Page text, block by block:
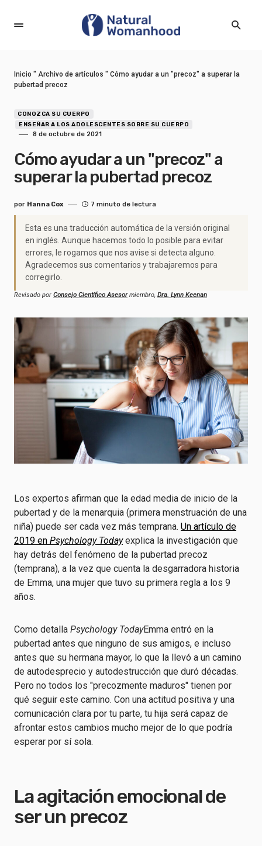
Inicio " Archivo de artículos " Cómo ayudar a un "precoz" a superar la
pubertad precoz
CONOZCA SU CUERPO
ENSEÑAR A LOS ADOLESCENTES SOBRE SU CUERPO
8 de octubre de 2021
Cómo ayudar a un "precoz" a
superar la pubertad precoz
por Hanna Cox 7 minuto de lectura
Esta es una traducción automática de la versión original
en inglés. Aunque hacemos todo lo posible para evitar
errores, le rogamos que nos avise si detecta alguno.
Agradecemos sus comentarios y trabajaremos para
corregirlo.
Revisado por Consejo Científico Asesormiembro, Dra. Lynn Keenan
Los expertos afirman que la edad media de inicio de la
pubertad y de la menarquia (primera menstruación de una
niña) puede ser cada vez más temprana. Un artículo de
2019 en Psychology Todayexplica la investigación que
hay detrás del fenómeno de la pubertad precoz
(temprana), a la vez que cuenta la desgarradora historia
de Emma, una mujer que tuvo su primera regla a los 9
años.
Como detalla Psychology TodayEmma entró en la
pubertad antes que ninguno de sus amigos, e incluso
antes que su hermana mayor, lo que la llevó a un camino
de autodesprecio y autodestrucción que duró décadas.
Pero no todos los "precozmente maduros" tienen por
qué seguir este camino. Con una actitud positiva y una
comunicación clara por tu parte, tu hija será capaz de
afrontar estos cambios mucho mejor de lo que podría
esperar por sí sola.
La agitación emocional de
ser un precoz